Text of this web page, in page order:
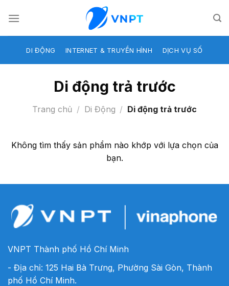
DI ĐỘNG INTERNET & TRUYỀN HÌNH DỊCH VỤ SỐ
Di động trả trước
Trang chủ / Di Động / Di động trả trước
Không tìm thấy sản phẩm nào khớp với lựa chọn của
bạn.
VNPT Thành phố Hồ Chí Minh
- Địa chỉ: 125 Hai Bà Trưng, Phường Sài Gòn, Thành
phố Hồ Chí Minh.